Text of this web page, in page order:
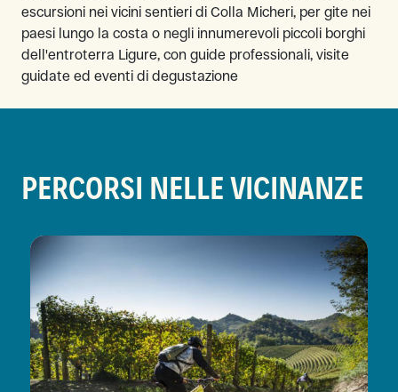
escursioni nei vicini sentieri di Colla Micheri, per gite nei
paesi lungo la costa o negli innumerevoli piccoli borghi
dell'entroterra Ligure, con guide professionali, visite
guidate ed eventi di degustazione
PERCORSI NELLE VICINANZE